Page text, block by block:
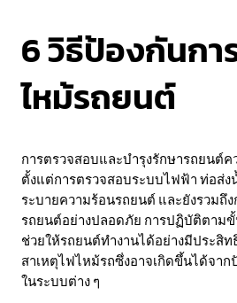
6 วิธีป้องกันกา
ไหม้รถยนต์
การตรวจสอบและบำรุงรักษารถยนต์
ตั้งแต่การตรวจสอบระบบไฟฟ้า ท่อส่ง
ระบายความร้อนรถยนต์ และยังรวมถึ
รถยนต์อย่างปลอดภัย การปฏิบัติตาม
ช่วยให้รถยนต์ทำงานได้อย่างมีประสิ
สาเหตุไฟไหม้รถซึ่งอาจเกิดขึ้นได้จา
ในระบบต่าง ๆ